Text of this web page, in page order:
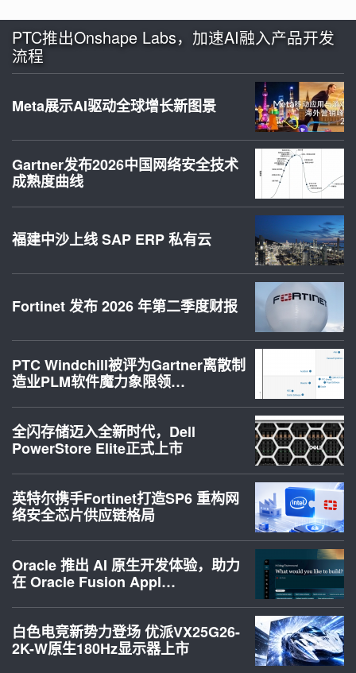
PTC推出Onshape Labs，加速AI融入产品开发
流程
Meta展示AI驱动全球增长新图景
Gartner发布2026中国网络安全技术
成熟度曲线
福建中沙上线 SAP ERP 私有云
Fortinet 发布 2026 年第二季度财报
PTC Windchill被评为Gartner离散制
造业PLM软件魔力象限领…
全闪存储迈入全新时代，Dell
PowerStore Elite正式上市
英特尔携手Fortinet打造SP6 重构网
络安全芯片供应链格局
Oracle 推出 AI 原生开发体验，助力
在 Oracle Fusion Appl…
白色电竞新势力登场 优派VX25G26-
2K-W原生180Hz显示器上市